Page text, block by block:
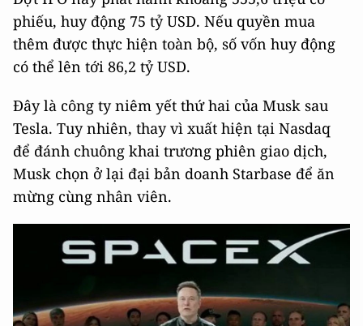
phiếu, huy động 75 tỷ USD. Nếu quyền mua
thêm được thực hiện toàn bộ, số vốn huy động
có thể lên tới 86,2 tỷ USD.
Đây là công ty niêm yết thứ hai của Musk sau
Tesla. Tuy nhiên, thay vì xuất hiện tại Nasdaq
để đánh chuông khai trương phiên giao dịch,
Musk chọn ở lại đại bản doanh Starbase để ăn
mừng cùng nhân viên.